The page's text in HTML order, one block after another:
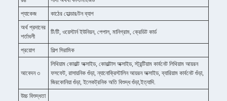
প্যাকেজ
কাঠের হোল্ডার/টন ব্যাগ
অর্থ প্রদানের
শর্তাবলী
টি/টি, ওয়েস্টার্ন ইউনিয়ন, পেপাল, মানিগ্রাম, ক্রেডিট কার্ড
প্রয়োগ শিল্প সিরামিক
আবেদন ৩
লিথিয়াম কোবাল্ট অক্সাইড, কোবাল্টাস অক্সাইড, স্ট্রন্টিয়াম কার্বনেট লিথিয়াম আয়রন
ফসফেট, রাসায়নিক গুঁড়া, ন্যানোক্রিস্টালিন আয়রন অক্সাইড, ব্যারিয়াম কার্বনেট গুঁড়া,
জিরকোনিয়া গুঁড়া, ইলেকট্রনিক অতি বিশুদ্ধ গুঁড়া,ইত্যাদি.
উচ্চ বিশুদ্ধতা